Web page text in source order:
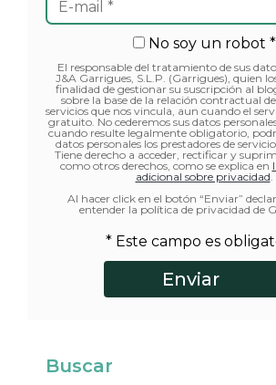
No soy un robot *
El responsable del tratamiento de sus
J&A Garrigues, S.L.P. (Garrigues), quien los tratará con la
finalidad de gestionar su suscripción al
sobre la base de la relación contractual
servicios que nos vincula, aun cuando el
gratuito. No cederemos sus datos
cuando resulte legalmente obligatorio,
datos personales los prestadores de
Tiene derecho a acceder, rectificar y
como otros derechos, como se explica en
adicional sobre privacidad.
Al hacer click en el botón “Enviar”
entender la política de privacidad de
* Este campo es
Buscar